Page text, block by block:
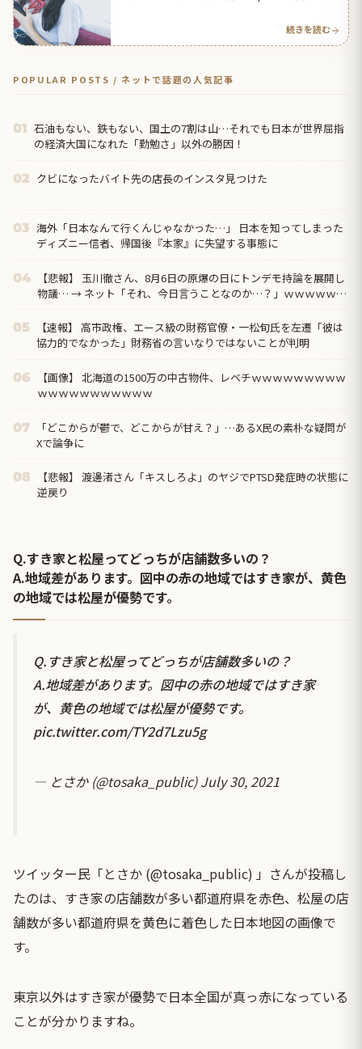
続きを読む
POPULAR POSTS / ネットで話題の人気記事
01 石油もない、鉄もない、国土の7割は山…それでも日本が世界屈指
の経済大国になれた「勤勉さ」以外の勝因！
02 クビになったバイト先の店長のインスタ見つけた
03 海外「日本なんて行くんじゃなかった…」 日本を知ってしまった
ディズニー信者、帰国後『本家』に失望する事態に
04
【悲報】 玉川徹さん、8月6日の原爆の日にトンデモ持論を展開し
物議… → ネット「それ、今日言うことなのか…？」ｗｗｗｗｗｗ
05
【速報】 高市政権、エース級の財務官僚・一松旬氏を左遷「彼は
協力的でなかった」財務省の言いなりではないことが判明
06
【画像】 北海道の1500万の中古物件、レベチｗｗｗｗｗｗｗｗｗ
ｗｗｗｗｗｗｗｗｗｗｗ
07
「どこからが鬱で、どこからが甘え？」…あるX民の素朴な疑問が
Xで論争に
08
【悲報】 渡邊渚さん「キスしろよ」のヤジでPTSD発症時の状態に
逆戻り
Q.すき家と松屋ってどっちが店舗数多いの？
A.地域差があります。図中の赤の地域ではすき家が、黄色
の地域では松屋が優勢です。
Q.すき家と松屋ってどっちが店舗数多いの？
A.地域差があります。図中の赤の地域ではすき家
が、黄色の地域では松屋が優勢です。
pic.twitter.com/TY2d7Lzu5g
— とさか (@tosaka_public)July 30, 2021
ツイッター民「とさか (@tosaka_public) 」さんが投稿し
たのは、すき家の店舗数が多い都道府県を赤色、松屋の店
舗数が多い都道府県を黄色に着色した日本地図の画像で
す。
東京以外はすき家が優勢で日本全国が真っ赤になっている
ことが分かりますね。